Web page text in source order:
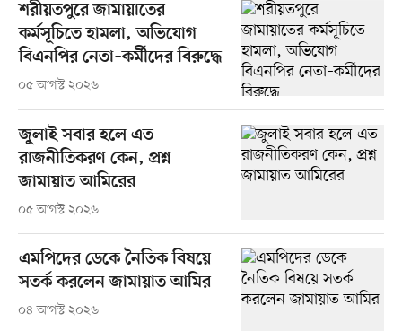
শরীয়তপুরে জামায়াতের
কর্মসূচিতে হামলা, অভিযোগ
বিএনপির নেতা–কর্মীদের বিরুদ্ধে
০৫ আগস্ট ২০২৬
জুলাই সবার হলে এত
রাজনীতিকরণ কেন, প্রশ্ন
জামায়াত আমিরের
০৫ আগস্ট ২০২৬
এমপিদের ডেকে নৈতিক বিষয়ে
সতর্ক করলেন জামায়াত আমির
০৪ আগস্ট ২০২৬